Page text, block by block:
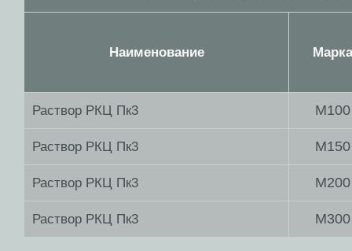
Наименование Марка
Раствор РКЦ Пк3 М100
Раствор РКЦ Пк3 М150
Раствор РКЦ Пк3 М200
Раствор РКЦ Пк3 М300